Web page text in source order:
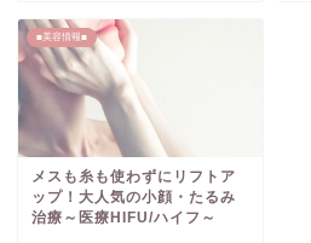
■美容情報■
メスも糸も使わずにリフトア
ップ！大人気の小顔・たるみ
治療～医療HIFU/ハイフ～